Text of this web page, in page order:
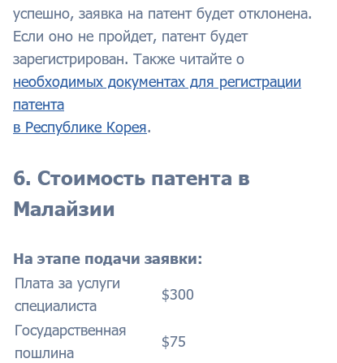
успешно, заявка на патент будет отклонена.
Если оно не пройдет, патент будет
зарегистрирован. Также читайте о
необходимых документах для регистрации
патента
в Республике Корея.
6. Стоимость патента в
Малайзии
На этапе подачи заявки:
Плата за услуги
специалиста
$300
Государственная
пошлина
$75